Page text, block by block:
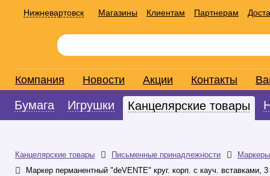
Нижневартовск Магазины Клиентам Партнерам
Компания Новости Акции Контакты
Бумага Игрушки Канцелярские товары
Канцелярские товары Письменные принадлежности
Маркеры
Маркер перманентный "deVENTE" круг. корп. с кауч. вставками,